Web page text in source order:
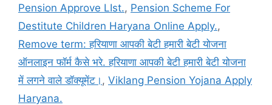
Pension Approve LIst., Pension Scheme For
Destitute Children Haryana Online Apply.,
Remove term: हरियाणा आपकी बेटी हमारी बेटी योजना
ऑनलाइन फॉर्म कैसे भरे. हरियाणा आपकी बेटी हमारी बेटी योजना
में लगने वाले डॉक्यूमेंट। , Viklang Pension Yojana Apply
Haryana.